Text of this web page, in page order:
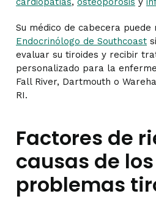
Su médico de cabecera
Endocrinólogo de Southcoast
evaluar su tiroides y recibir
personalizado para la
Fall River, Dartmouth o
RI.
Factores de
causas de los
problemas